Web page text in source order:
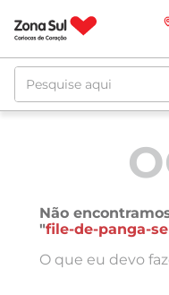
Pesquise aqui
Não
"file-de-panga-
O que eu devo